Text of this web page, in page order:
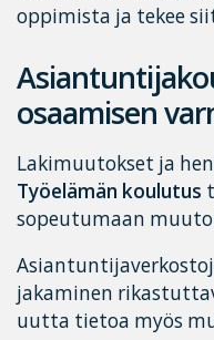
oppimista ja tekee
osaamisen
Lakimuutokset ja
Työelämän koulutus
sopeutumaan
jakaminen
uutta tietoa myös